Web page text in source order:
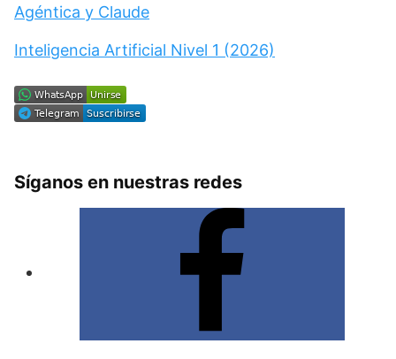
Agéntica y Claude
Inteligencia Artificial Nivel 1 (2026)
Síganos en nuestras redes